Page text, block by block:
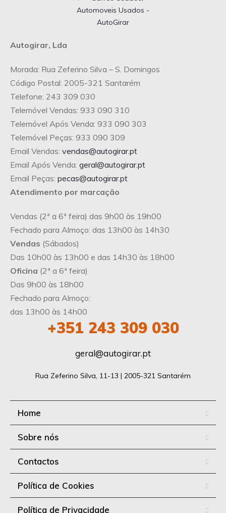
Autogirar, Lda
Morada: Rua Zeferino Silva – S. Domingos
Código Postal: 2005-321 Santarém
Telefone: 243 309 030
Telemóvel Vendas: 933 090 310
Telemóvel Após Venda: 933 090 303
Telemóvel Peças: 933 090 309
Email Vendas: vendas@autogirar.pt
Email Após Venda: geral@autogirar.pt
Email Peças: pecas@autogirar.pt
Atendimento por marcação
Vendas (2ª a 6ª feira) das 9h00 às 19h00
Fechado para Almoço: das 13h00 às 14h30
Vendas (Sábados)
Das 10h00 às 13h00 e das 14h30 às 18h00
Oficina (2ª a 6ª feira)
Das 9h00 às 18h00
Fechado para Almoço:
das 13h00 às 14h00
+351 243 309 030
geral@autogirar.pt
Rua Zeferino Silva, 11-13 | 2005-321 Santarém
Home
Sobre nós
Contactos
Política de Cookies
Política de Privacidade